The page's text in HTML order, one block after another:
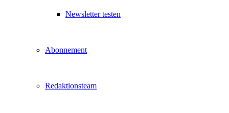
Newsletter testen
Abonnement
Redaktionsteam